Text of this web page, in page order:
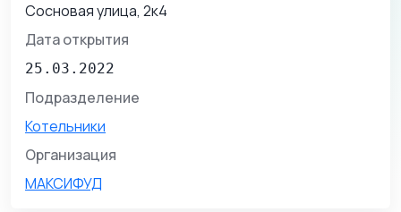
Сосновая улица, 2к4
Дата открытия
25.03.2022
Подразделение
Котельники
Организация
МАКСИФУД